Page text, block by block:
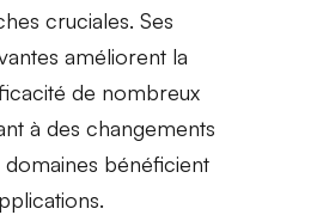
cruciales. Ses
améliorent la
de nombreux
à des changements
domaines bénéficient